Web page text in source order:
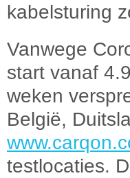
kabelsturing
Vanwege
start vanaf
weken
België,
testlocaties.